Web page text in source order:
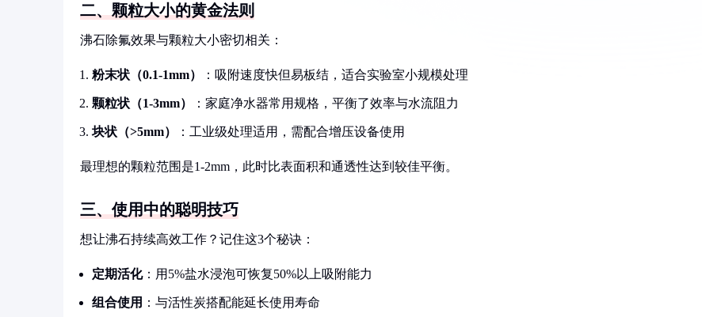
二、颗粒大小的黄金法则
沸石除氟效果与颗粒大小密切相关：
粉末状（0.1-1mm） ：吸附速度快但易板结，适合实验室小规模处理
颗粒状（1-3mm） ：家庭净水器常用规格，平衡了效率与水流阻力
块状（>5mm） ：工业级处理适用，需配合增压设备使用
最理想的颗粒范围是1-2mm，此时比表面积和通透性达到较佳平衡。
三、使用中的聪明技巧
想让沸石持续高效工作？记住这3个秘诀：
定期活化：用5%盐水浸泡可恢复50%以上吸附能力
组合使用 ：与活性炭搭配能延长使用寿命